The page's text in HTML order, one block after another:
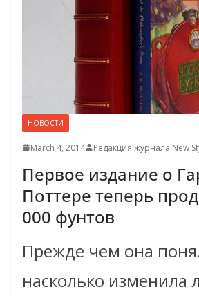
НОВОСТИ
March 4, 2014 Редакция журнала New
Первое издание о
Поттере теперь
000 фунтов
Прежде чем она
насколько изменила